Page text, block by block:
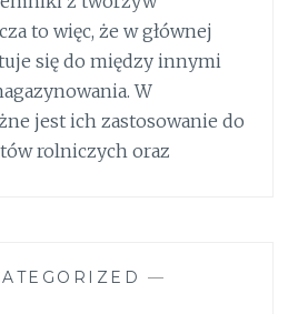
to więc, że w głównej
się do między innymi
W
jest ich zastosowanie do
rolniczych oraz
—